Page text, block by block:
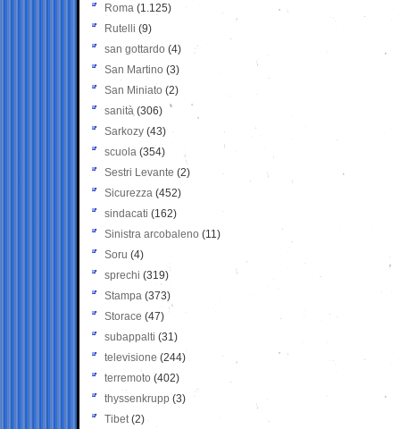
Roma (1.125)
Rutelli (9)
san gottardo (4)
San Martino (3)
San Miniato (2)
sanità (306)
Sarkozy (43)
scuola (354)
Sestri Levante (2)
Sicurezza (452)
sindacati (162)
Sinistra arcobaleno (11)
Soru (4)
sprechi (319)
Stampa (373)
Storace (47)
subappalti (31)
televisione(244)
terremoto (402)
thyssenkrupp (3)
Tibet(2)